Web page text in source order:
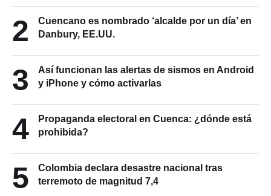
2
Cuencano es nombrado ‘alcalde por un día’ en
Danbury, EE.UU.
3
Así funcionan las alertas de sismos en Android
y iPhone y cómo activarlas
4
Propaganda electoral en Cuenca: ¿dónde está
prohibida?
5
Colombia declara desastre nacional tras
terremoto de magnitud 7,4